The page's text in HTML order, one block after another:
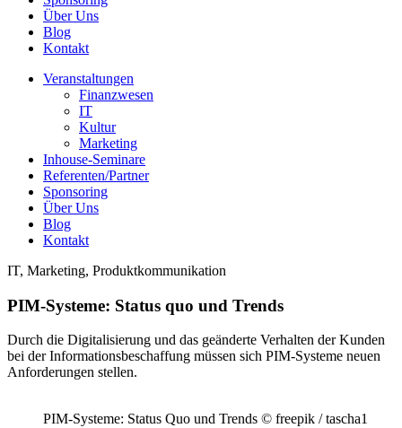
Über Uns
Blog
Kontakt
Veranstaltungen
Finanzwesen
IT
Kultur
Marketing
Inhouse-Seminare
Referenten/Partner
Sponsoring
Über Uns
Blog
Kontakt
IT, Marketing, Produktkommunikation
PIM-Systeme: Status quo und Trends
Durch die Digitalisierung und das geänderte Verhalten der Kunden
bei der Informationsbeschaffung müssen sich PIM-Systeme neuen
Anforderungen stellen.
PIM-Systeme: Status Quo und Trends © freepik / tascha1